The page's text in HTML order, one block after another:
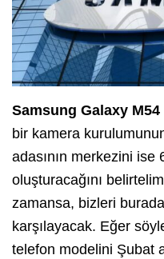
Samsung Galaxy M54
bir kamera
adasının merkezini ise
oluşturacağını
zamansa, bizleri burada
karşılayacak. Eğer
telefon modelini Şubat